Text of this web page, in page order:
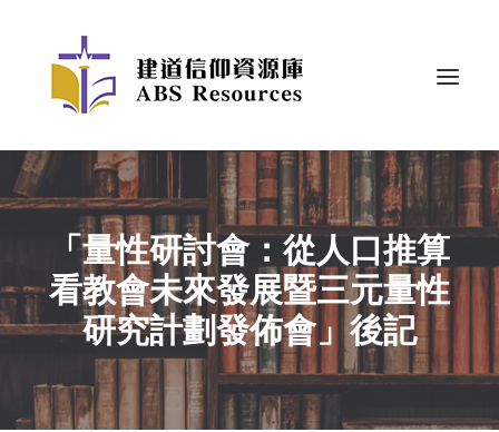
「量性研討會：從人口推算
看教會未來發展暨三元量性
研究計劃發佈會」後記